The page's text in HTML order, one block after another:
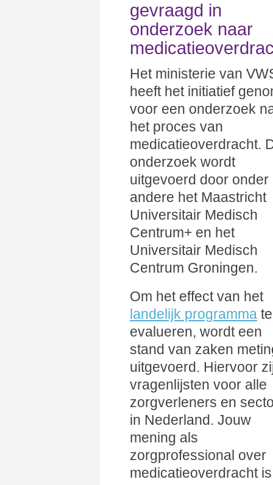
gevraagd in
onderzoek naar
Het ministerie van
heeft het initiatief
voor een onderzoek
het proces van
medicatieoverdracht.
onderzoek wordt
uitgevoerd door onder
andere het Maastricht
Universitair Medisch
Centrum+ en het
Universitair Medisch
Centrum Groningen.
Om het effect van het
landelijk programma te
evalueren, wordt een
stand van zaken
uitgevoerd. Hiervoor
vragenlijsten voor alle
zorgverleners en
in Nederland. Jouw
mening als
zorgprofessional over
medicatieoverdracht is